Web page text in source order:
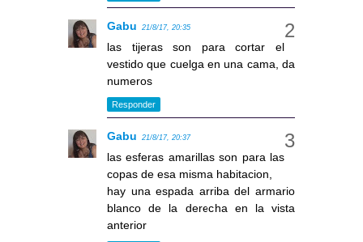
Gabu 21/8/17, 20:35
las tijeras son para cortar el
vestido que cuelga en una cama, da
numeros
Responder
Gabu 21/8/17, 20:37
las esferas amarillas son para las
copas de esa misma habitacion,
hay una espada arriba del armario
blanco de la derecha en la vista
anterior